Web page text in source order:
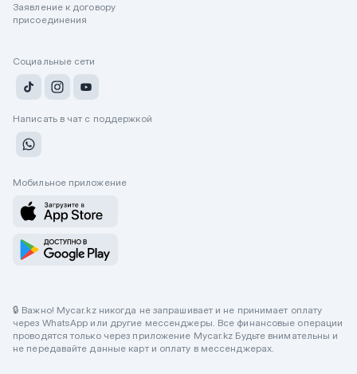
Заявление к договору
присоединения
Социальные сети
Написать в чат с поддержкой
Мобильное приложение
🔒 Важно! Mycar.kz никогда не запрашивает и не принимает оплату
через WhatsApp или другие мессенджеры. Все финансовые операции
проводятся только через приложение Mycar.kz Будьте внимательны и
не передавайте данные карт и оплату в мессенджерах.